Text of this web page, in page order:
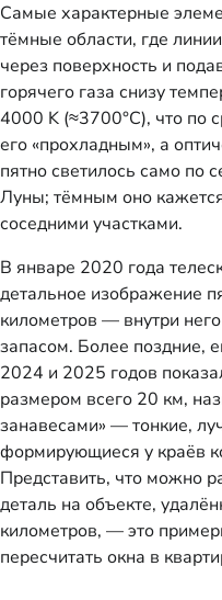
Самые характерные
тёмные области, где
через поверхность и
горячего газа снизу
4000 K (≈3700°C), что по
его «прохладным», а
пятно светилось само по
Луны; тёмным оно кажется
соседними участками.
В январе 2020 года
детальное изображение
километров — внутри
запасом. Более поздние,
2024 и 2025 годов
размером всего 20 км,
занавесами» — тонкие,
формирующиеся у краёв
Представить, что можно
деталь на объекте,
километров, — это
пересчитать окна в